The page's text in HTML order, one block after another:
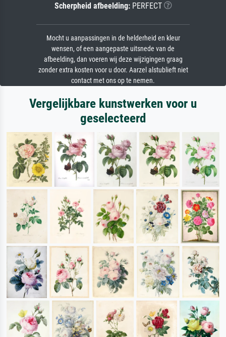
Scherpheid afbeelding:PERFECT
Mocht u aanpassingen in de helderheid en kleur
wensen, of een aangepaste uitsnede van de
afbeelding, dan voeren wij deze wijzigingen graag
zonder extra kosten voor u door. Aarzel alstublieft niet
contact met ons op te nemen.
Vergelijkbare kunstwerken voor u
geselecteerd